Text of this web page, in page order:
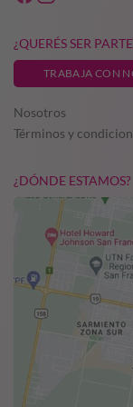
¿QUERÉS SER
TRABAJA CON
Nosotros
Términos y
¿DÓNDE ESTAMOS?